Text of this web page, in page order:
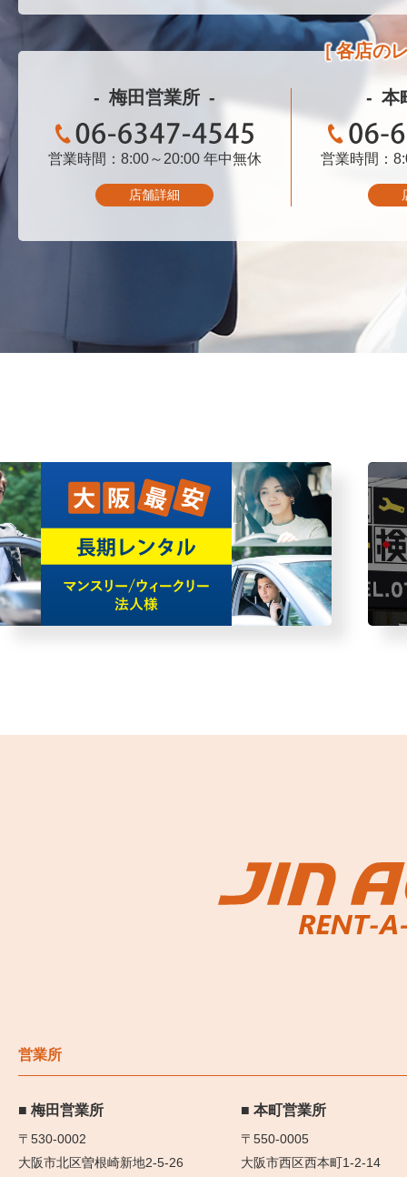
各店の
梅田営業所
06-6347-4545
営業時間：8:00～20:00 年中無休
店舗詳細
本
営業時間：
営業所
梅田営業所
〒530-0002
大阪市北区曽根崎新地2-5-26
本町営業所
〒550-0005
大阪市西区西本町1-2-14